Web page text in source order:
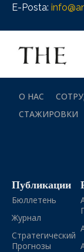
E-Posta:
О НАС
СТАЖИРОВКИ
Публикации
Бюллетень
Журнал
Стратегический
Прогнозы